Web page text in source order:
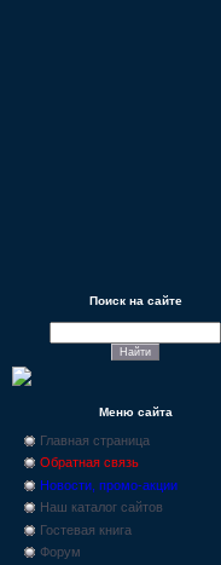
Поиск на сайте
Меню сайта
Главная страница
Обратная связь
Новости, промо-акции
Наш каталог сайтов
Гостевая книга
Форум